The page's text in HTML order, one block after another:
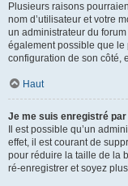
Plusieurs raisons
nom d’utilisateur et votre
un administrateur du
également possible que le
configuration de son côté,
Haut
Je me suis enregistré
Il est possible qu’un
effet, il est courant de
pour réduire la taille de la
ré-enregistrer et soyez